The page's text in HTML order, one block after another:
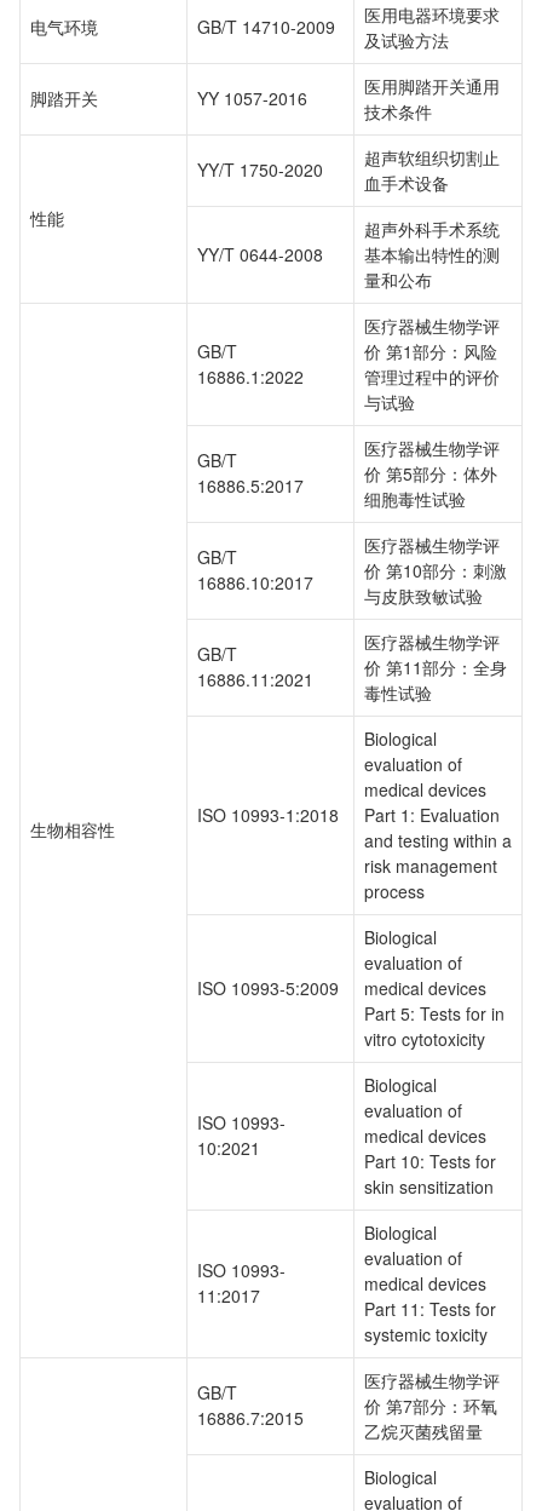
电气环境 GB/T 14710-2009
医用电器环境要求
及试验方法
脚踏开关 YY 1057-2016
医用脚踏开关通用
技术条件
性能
YY/T 1750-2020
超声软组织切割止
血手术设备
YY/T 0644-2008
超声外科手术系统
基本输出特性的测
量和公布
生物相容性
GB/T
16886.1:2022
医疗器械生物学评
价 第1部分：风险
管理过程中的评价
与试验
GB/T
16886.5:2017
医疗器械生物学评
价 第5部分：体外
细胞毒性试验
GB/T
16886.10:2017
医疗器械生物学评
价 第10部分：刺激
与皮肤致敏试验
GB/T
16886.11:2021
医疗器械生物学评
价 第11部分：全身
毒性试验
ISO 10993-1:2018
Biological
evaluation of
medical devices
Part 1: Evaluation
and testing within a
risk management
process
ISO 10993-5:2009
Biological
evaluation of
medical devices
Part 5: Tests for in
vitro cytotoxicity
ISO 10993-
10:2021
Biological
evaluation of
medical devices
Part 10: Tests for
skin sensitization
ISO 10993-
11:2017
Biological
evaluation of
medical devices
Part 11: Tests for
systemic toxicity
GB/T
16886.7:2015
医疗器械生物学评
价 第7部分：环氧
乙烷灭菌残留量
Biological
evaluation of